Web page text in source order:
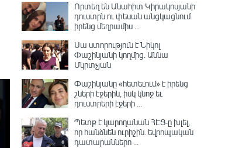
Որտեղ են Անահիտ Կիրակոսյանի
դուստրն ու փեսան անցկացնում
իրենց մեղրամիս ...
Սա ստորություն է Նիկոլ
Փաշինյանի կողմից․ Աննա
Մկրտչյան
Փաշինյանը «հետեւում» է իրենց
շների էջերին, իսկ կնոջ եւ
դուստրերի էջերի ...
Պետք է կարողանան ՀԷՑ-ը խլել,
որ հանձնեն ուրիշին. եվրոպական
դատարաններո ...